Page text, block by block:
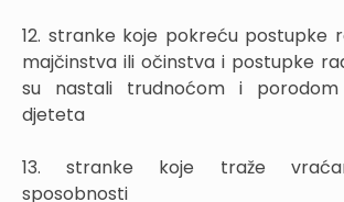
12. stranke koje pokreću postupke
majčinstva ili očinstva i postupke
su nastali trudnoćom i porodom
djeteta
13. stranke koje traže
sposobnosti